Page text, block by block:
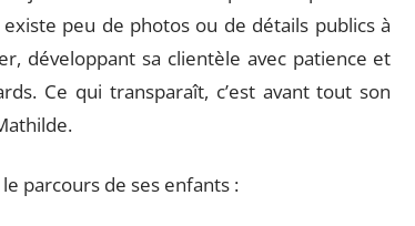
peu de photos ou de détails publics à
développant sa clientèle avec patience et
Ce qui transparaît, c’est avant tout son
parcours de ses enfants :